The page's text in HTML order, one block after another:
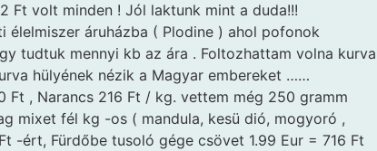
Ft volt minden ! Jól laktunk mint a duda!!!
élelmiszer áruházba ( Plodine ) ahol pofonok
tudtuk mennyi kb az ára . Foltozhattam volna kurva
hülyének nézik a Magyar embereket ……
Ft , Narancs 216 Ft / kg. vettem még 250 gramm
mixet fél kg -os ( mandula, kesü dió, mogyoró ,
-ért, Fürdőbe tusoló gége csövet 1.99 Eur = 716 Ft